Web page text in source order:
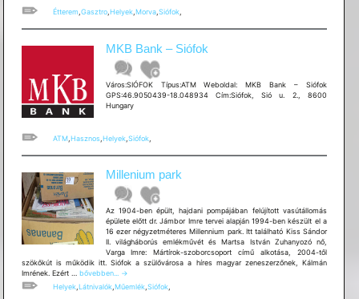
Étterem Gasztro, Helyek, Morva, Siófok,
MKB Bank – Siófok
Város:SIÓFOK Típus:ATM Weboldal: MKB Bank – Siófok
GPS:46.9050439-18.048934 Cím:Siófok, Sió u. 2., 8600
Hungary
ATM, Hasznos, Helyek, Siófok,
Millenium park
Az 1904-ben épült, hajdani pompájában felújított vasútállomás
épülete előtt dr. Jámbor Imre tervei alapján 1994-ben készült el a
16 ezer négyzetméteres Millennium park. Itt található Kiss Sándor
II. világháborús emlékművét és Martsa István Zuhanyozó nő,
Varga Imre: Mártírok-szoborcsoport című alkotása, 2004-től
szökőkút is működik itt. Siófok a szülővárosa a híres magyar zeneszerzőnek, Kálmán
Imrének. Ezért … Millenium
park
bővebben...
→
Helyek, Látnivalók, Műemlék, Siófok,